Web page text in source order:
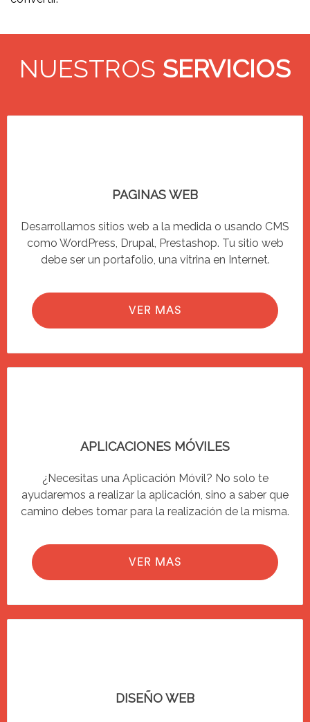
NUESTROS SERVICIOS
PAGINAS WEB
Desarrollamos sitios web a la medida o usando CMS
como WordPress, Drupal, Prestashop. Tu sitio web
debe ser un portafolio, una vitrina en Internet.
VER MAS
APLICACIONES MÓVILES
¿Necesitas una Aplicación Móvil? No solo te
ayudaremos a realizar la aplicación, sino a saber que
camino debes tomar para la realización de la misma.
VER MAS
DISEÑO WEB